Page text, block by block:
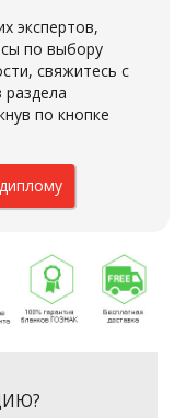
экспертов,
по выбору
свяжитесь с
по кнопке